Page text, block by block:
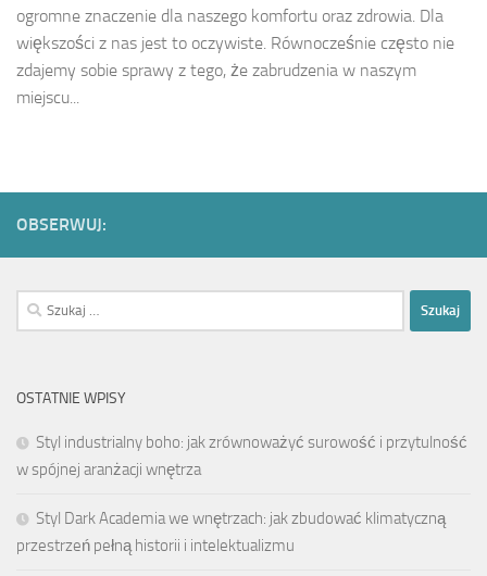
ogromne znaczenie dla naszego komfortu oraz zdrowia. Dla
większości z nas jest to oczywiste. Równocześnie często nie
zdajemy sobie sprawy z tego, że zabrudzenia w naszym
miejscu...
OBSERWUJ:
Szukaj:
OSTATNIE WPISY
Styl industrialny boho: jak zrównoważyć surowość i przytulność
w spójnej aranżacji wnętrza
Styl Dark Academia we wnętrzach: jak zbudować klimatyczną
przestrzeń pełną historii i intelektualizmu